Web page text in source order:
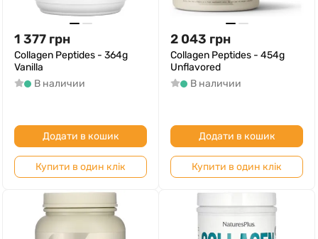
1 377 грн
Collagen Peptides - 364g
Vanilla
В наличии
Додати в кошик
Купити в один клік
2 043 грн
Collagen Peptides - 454g
Unflavored
В наличии
Додати в кошик
Купити в один клік